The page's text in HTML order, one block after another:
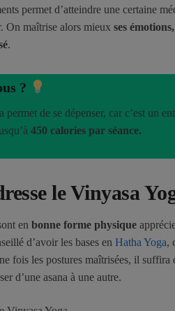
permet d’atteindre une certaine
On maîtrise alors mieux ses
.
?
permet de se dépenser, car c’est un
450 calories par séance.
le Vinyasa
en bonne forme physique
d’avoir les bases en Hatha Yoga,
fois les postures maîtrisées, il suffira
d’une asana à une autre.